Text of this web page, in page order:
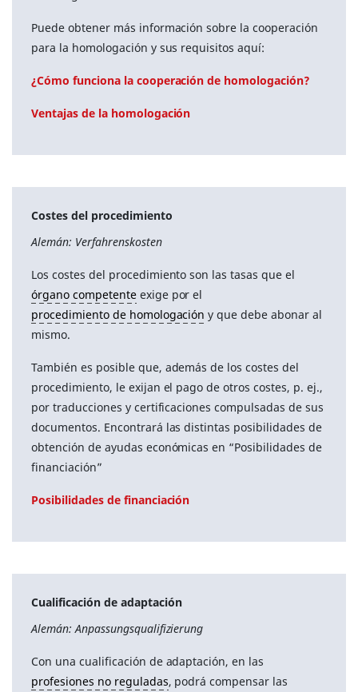
Puede obtener más información sobre la cooperación
para la homologación y sus requisitos aquí:
¿Cómo funciona la cooperación de homologación?
Ventajas de la homologación
Costes del procedimiento
Alemán: Verfahrenskosten
Los costes del procedimiento son las tasas que el
órgano competenteexige por el
procedimiento de homologación y que debe abonar al
mismo.
También es posible que, además de los costes del
procedimiento, le exijan el pago de otros costes, p. ej.,
por traducciones y certificaciones compulsadas de sus
documentos. Encontrará las distintas posibilidades de
obtención de ayudas económicas en “Posibilidades de
financiación”
Posibilidades de financiación
Cualificación de adaptación
Alemán: Anpassungsqualifizierung
Con una cualificación de adaptación, en las
profesiones no reguladas, podrá compensar las